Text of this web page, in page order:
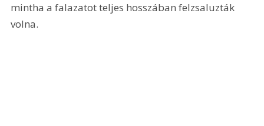
mintha a falazatot teljes hosszában felzsaluzták
volna.